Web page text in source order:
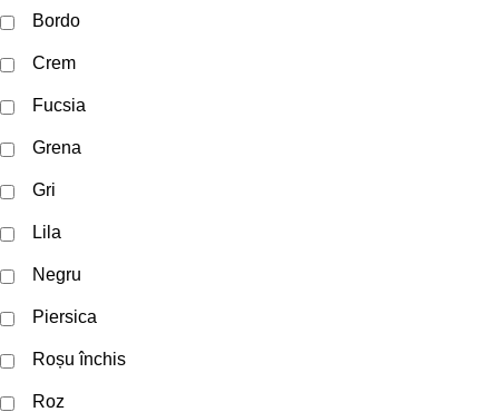
Bordo
Crem
Fucsia
Grena
Gri
Lila
Negru
Piersica
Roșu închis
Roz